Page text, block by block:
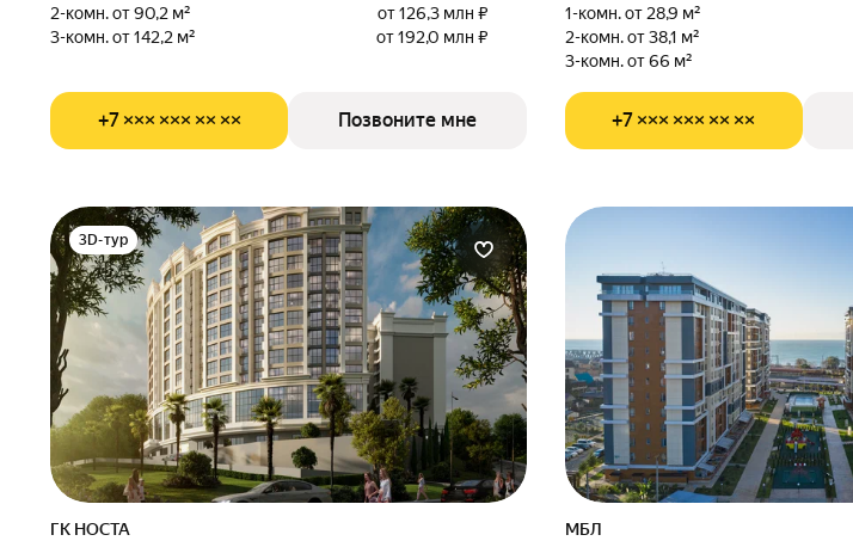
2-комн. от 90,2 м²
от 126,3 млн ₽
3-комн. от 142,2 м²
от 192,0 млн ₽
+7 ××× ××× ×× ×× Позвоните мне
1-комн. от 28,9 м²
2-комн. от 38,1 м²
3-комн. от 66 м²
+7 ××× ××× ×× ××
3D-тур
ГК НОСТА МБЛ